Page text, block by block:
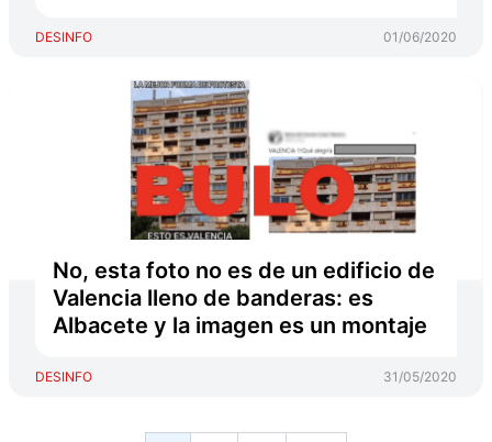
DESINFO 01/06/2020
No, esta foto no es de un edificio de
Valencia lleno de banderas: es
Albacete y la imagen es un montaje
DESINFO 31/05/2020